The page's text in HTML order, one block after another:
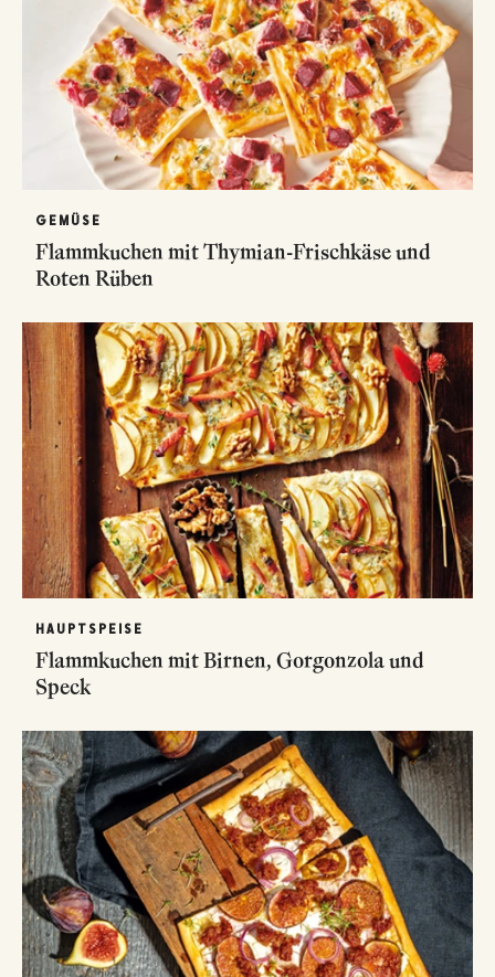
GEMÜSE
Flammkuchen mit Thymian-Frischkäse und
Roten Rüben
HAUPTSPEISE
Flammkuchen mit Birnen, Gorgonzola und
Speck